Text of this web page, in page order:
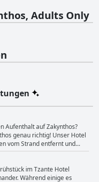
Adults Only
Aufenthalt auf Zakynthos?
genau richtig! Unser Hotel
vom Strand entfernt und
Bars und Geschäften.
leicht zu erreichen,
Busverbindungen ins
unser Hotel an der
im Tzante Hotel
Während einige es